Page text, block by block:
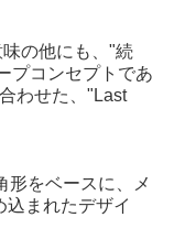
の他にも、"続
プコンセプトであ
わせた、"Last
形をベースに、メ
込まれたデザイ